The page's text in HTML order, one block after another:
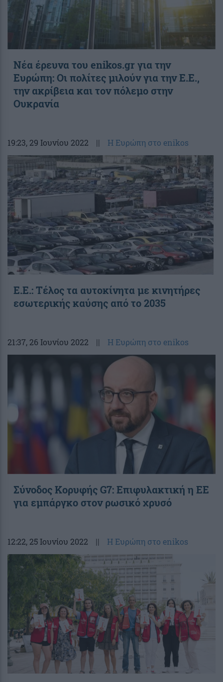
Νέα έρευνα του enikos.gr για την
Ευρώπη: Οι πολίτες μιλούν για την Ε.Ε.,
την ακρίβεια και τον πόλεμο στην
Ουκρανία
19:23, 29 Ιουνίου 2022 || Η Ευρώπη στο enikos
Ε.Ε.: Τέλος τα αυτοκίνητα με κινητήρες
εσωτερικής καύσης από το 2035
21:37, 26 Ιουνίου 2022 || Η Ευρώπη στο enikos
Σύνοδος Κορυφής G7: Επιφυλακτική η ΕΕ
για εμπάργκο στον ρωσικό χρυσό
12:22, 25 Ιουνίου 2022 || Η Ευρώπη στο enikos